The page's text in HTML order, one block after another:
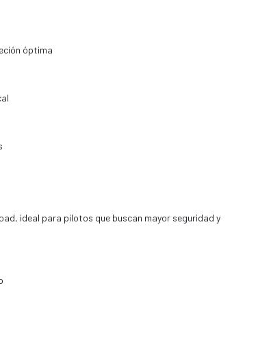
óptima
ideal para pilotos que buscan mayor seguridad y